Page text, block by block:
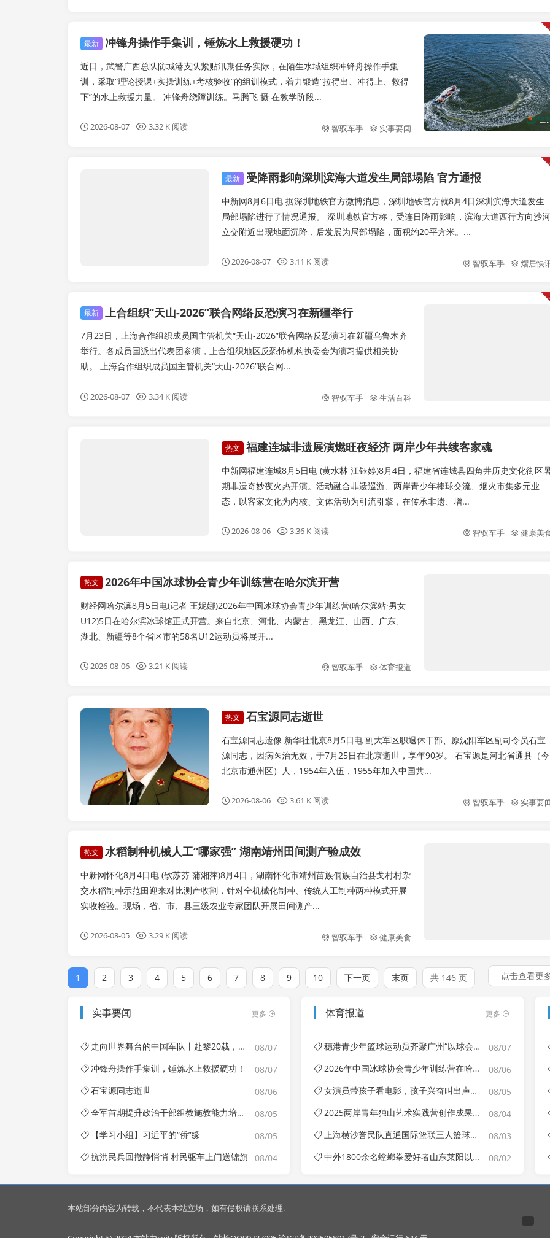
最新 冲锋舟操作手集训，锤炼水上救援硬功！
近日，武警广西总队防城港支队紧贴汛期任务实际，在陌生水域组织冲锋舟操作手集
训，采取“理论授课+实操训练+考核验收”的组训模式，着力锻造“拉得出、冲得上、救得
下”的水上救援力量。 冲锋舟绕障训练。马腾飞 摄 在教学阶段...
2026-08-07 3.32 K 阅读 智驭车手 实事要闻
熠居快讯
最新 受降雨影响深圳滨海大道发生局部塌陷 官方通报
中新网8月6日电 据深圳地铁官方微博消息，深圳地铁官方就8月4日深圳滨海大道发生
局部塌陷进行了情况通报。 深圳地铁官方称，受连日降雨影响，滨海大道西行方向沙河
立交附近出现地面沉降，后发展为局部塌陷，面积约20平方米。...
2026-08-07 3.11 K 阅读 智驭车手 熠居快
最新 上合组织“天山-2026”联合网络反恐演习在新疆举行
7月23日，上海合作组织成员国主管机关“天山-2026”联合网络反恐演习在新疆乌鲁木齐
举行。各成员国派出代表团参演，上合组织地区反恐怖机构执委会为演习提供相关协
助。 上海合作组织成员国主管机关“天山-2026”联合网...
2026-08-07 3.34 K 阅读 智驭车手 生活百科
健康美食
热文 福建连城非遗展演燃旺夜经济 两岸少年共续客家魂
中新网福建连城8月5日电 (黄水林 江钰婷)8月4日，福建省连城县四角井历史文化街区
期非遗奇妙夜火热开演。活动融合非遗巡游、两岸青少年棒球交流、烟火市集多元业
态，以客家文化为内核、文体活动为引流引擎，在传承非遗、增...
2026-08-06 3.36 K 阅读 智驭车手 健康美
热文 2026年中国冰球协会青少年训练营在哈尔滨开营
财经网哈尔滨8月5日电(记者 王妮娜)2026年中国冰球协会青少年训练营(哈尔滨站·男女
U12)5日在哈尔滨冰球馆正式开营。来自北京、河北、内蒙古、黑龙江、山西、广东、
湖北、新疆等8个省区市的58名U12运动员将展开...
2026-08-06 3.21 K 阅读 智驭车手 体育报道
实事要闻
热文 石宝源同志逝世
石宝源同志遗像 新华社北京8月5日电 副大军区职退休干部、原沈阳军区副司令员石宝
源同志，因病医治无效，于7月25日在北京逝世，享年90岁。 石宝源是河北省通县（今
北京市通州区）人，1954年入伍，1955年加入中国共...
2026-08-06 3.61 K 阅读 智驭车手 实事要
热文 水稻制种机械人工“哪家强” 湖南靖州田间测产验成效
中新网怀化8月4日电 (钦苏芬 蒲湘萍)8月4日，湖南怀化市靖州苗族侗族自治县戈村村杂
交水稻制种示范田迎来对比测产收割，针对全机械化制种、传统人工制种两种模式开展
实收检验。现场，省、市、县三级农业专家团队开展田间测产...
2026-08-05 3.29 K 阅读 智驭车手 健康美食
1 2 3 4 5 6 7 8 9 10 下一页 末页 共 146 页 点击查看更
实事要闻 更多
08/07
走向世界舞台的中国军队丨赴黎20载，中国蓝盔以实干守卫和平
08/07
冲锋舟操作手集训，锤炼水上救援硬功！
08/06
石宝源同志逝世
08/05
全军首期提升政治干部组教施教能力培训班结业
08/05
【学习小组】习近平的“侨”缘
08/04
抗洪民兵回撤静悄悄 村民驱车上门送锦旗
体育报道 更多
08/07
穗港青少年篮球运动员齐聚广州“以球会友”
08/06
2026年中国冰球协会青少年训练营在哈尔滨开营
08/05
女演员带孩子看电影，孩子兴奋叫出声，散场后被观众淋奶油
08/04
2025两岸青年独山艺术实践营创作成果展在杭州开幕
08/03
上海横沙誉民队直通国际篮联三人篮球洪川挑战赛
08/02
中外1800余名螳螂拳爱好者山东莱阳以武会友
本站部分内容为转载，不代表本站立场，如有侵权请联系处理.